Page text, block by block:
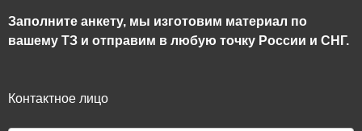
Заполните анкету, мы изготовим материал по
вашему ТЗ и отправим в любую точку России и СНГ.
Контактное лицо